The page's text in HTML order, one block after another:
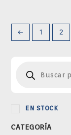
productos
EN STOCK
CATEGORÍA
← 1 2